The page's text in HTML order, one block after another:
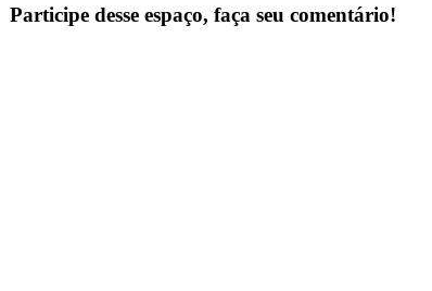
Participe desse espaço, faça seu comentário!